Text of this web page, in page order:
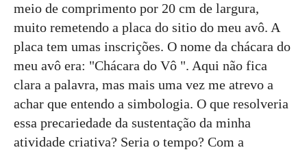
meio de comprimento por 20 cm de largura,
muito remetendo a placa do sitio do meu avô. A
placa tem umas inscrições. O nome da chácara do
meu avô era: "Chácara do Vô ". Aqui não fica
clara a palavra, mas mais uma vez me atrevo a
achar que entendo a simbologia. O que resolveria
essa precariedade da sustentação da minha
atividade criativa? Seria o tempo? Com a